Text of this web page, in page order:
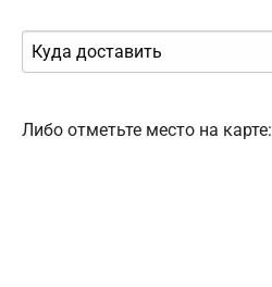
Либо отметьте место на карте: